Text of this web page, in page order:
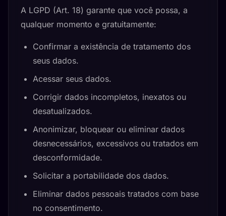
A LGPD (Art. 18) garante que você possa, a
qualquer momento e gratuitamente:
Confirmar a existência de tratamento dos
seus dados.
Acessar seus dados.
Corrigir dados incompletos, inexatos ou
desatualizados.
Anonimizar, bloquear ou eliminar dados
desnecessários, excessivos ou tratados em
desconformidade.
Solicitar a portabilidade dos dados.
Eliminar dados pessoais tratados com base
no consentimento.